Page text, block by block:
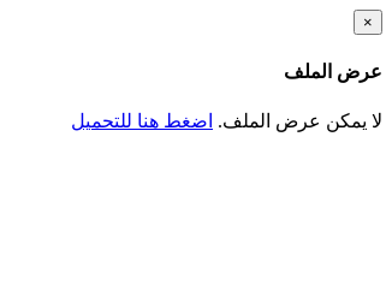
تجاوز
المحتوى
الرئيسي
×
عرض الملف
لا يمكن عرض الملف. اضغط هنا للتحميل